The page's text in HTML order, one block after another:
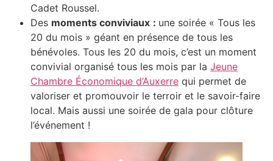
Cadet Roussel.
Des moments conviviaux : une soirée « Tous les
20 du mois » géant en présence de tous les
bénévoles. Tous les 20 du mois, c’est un moment
convivial organisé tous les mois par la Jeune
Chambre Économique d’Auxerre qui permet de
valoriser et promouvoir le terroir et le savoir-faire
local. Mais aussi une soirée de gala pour clôture
l’événement !